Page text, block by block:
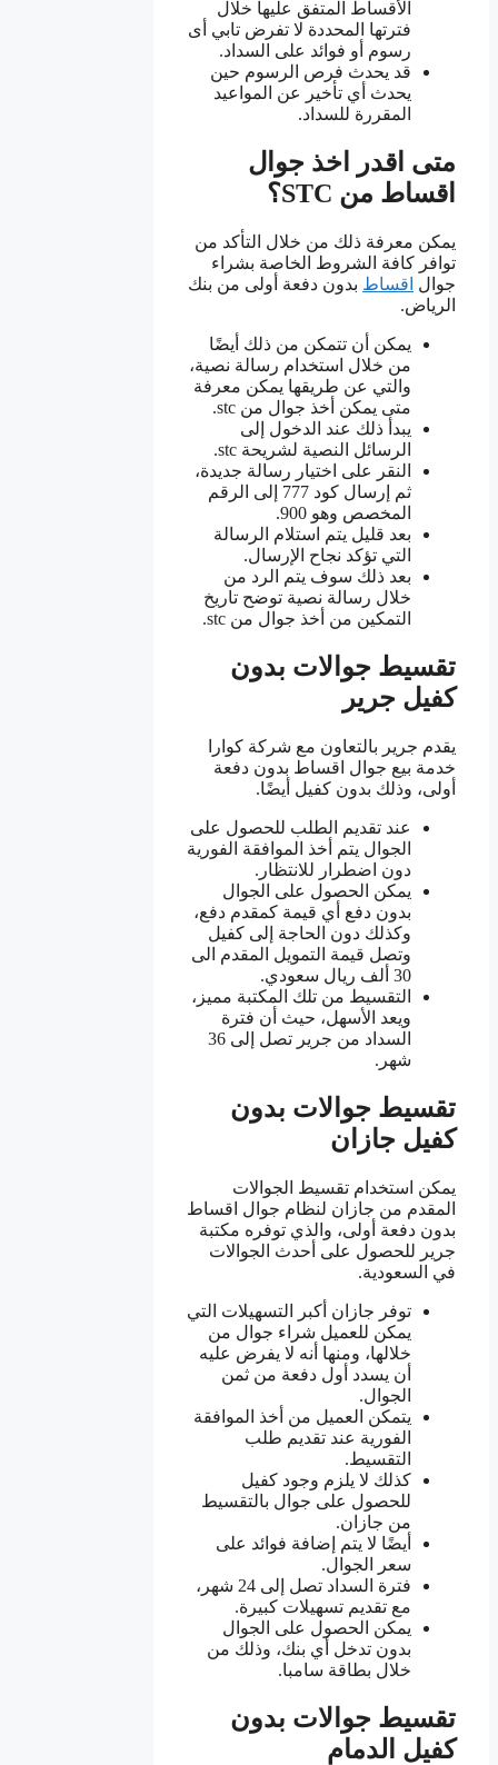
الأقساط المتفق عليها خلال
فترتها المحددة لا تفرض تابي أى
رسوم أو فوائد على السداد.
قد يحدث فرص الرسوم حين
يحدث أي تأخير عن المواعيد
المقررة للسداد.
متى اقدر اخذ جوال
اقساط من STC؟
يمكن معرفة ذلك من خلال التأكد من
توافر كافة الشروط الخاصة بشراء
جوال اقساط بدون دفعة أولى من بنك
الرياض.
يمكن أن تتمكن من ذلك أيضًا
من خلال استخدام رسالة نصية،
والتي عن طريقها يمكن معرفة
متى يمكن أخذ جوال من stc.
يبدأ ذلك عند الدخول إلى
الرسائل النصية لشريحة stc.
النقر على اختيار رسالة جديدة،
ثم إرسال كود 777 إلى الرقم
المخصص وهو 900.
بعد قليل يتم استلام الرسالة
التي تؤكد نجاح الإرسال.
بعد ذلك سوف يتم الرد من
خلال رسالة نصية توضح تاريخ
التمكين من أخذ جوال من stc.
تقسيط جوالات بدون
كفيل جرير
يقدم جرير بالتعاون مع شركة كوارا
خدمة بيع جوال اقساط بدون دفعة
أولى، وذلك بدون كفيل أيضًا.
عند تقديم الطلب للحصول على
الجوال يتم أخذ الموافقة الفورية
دون اضطرار للانتظار.
يمكن الحصول على الجوال
بدون دفع أي قيمة كمقدم دفع،
وكذلك دون الحاجة إلى كفيل
وتصل قيمة التمويل المقدم الى
30 ألف ريال سعودي.
التقسيط من تلك المكتبة مميز،
ويعد الأسهل، حيث أن فترة
السداد من جرير تصل إلى 36
شهر.
تقسيط جوالات بدون
كفيل جازان
يمكن استخدام تقسيط الجوالات
المقدم من جازان لنظام جوال اقساط
بدون دفعة أولى، والذي توفره مكتبة
جرير للحصول على أحدث الجوالات
في السعودية.
توفر جازان أكبر التسهيلات التي
يمكن للعميل شراء جوال من
خلالها، ومنها أنه لا يفرض عليه
أن يسدد أول دفعة من ثمن
الجوال.
يتمكن العميل من أخذ الموافقة
الفورية عند تقديم طلب
التقسيط.
كذلك لا يلزم وجود كفيل
للحصول على جوال بالتقسيط
من جازان.
أيضًا لا يتم إضافة فوائد على
سعر الجوال.
فترة السداد تصل إلى 24 شهر،
مع تقديم تسهيلات كبيرة.
يمكن الحصول على الجوال
بدون تدخل أي بنك، وذلك من
خلال بطاقة سامبا.
تقسيط جوالات بدون
كفيل الدمام